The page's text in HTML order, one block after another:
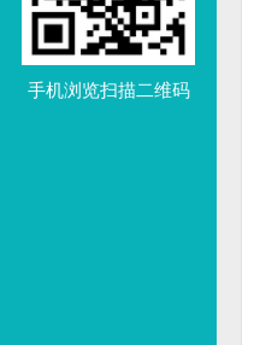
手机浏览扫描二维码